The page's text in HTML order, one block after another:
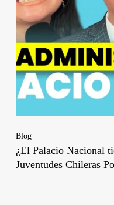
Blog
¿El Palacio Nacional
Juventudes Chileras